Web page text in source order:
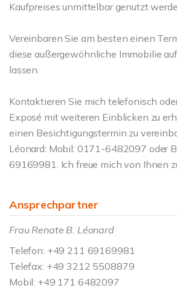
Kaufpreises unmittelbar genutzt
Vereinbaren Sie am besten einen
diese außergewöhnliche Immobilie
lassen.
Kontaktieren Sie mich telefonisch
Exposé mit weiteren Einblicken zu
einen Besichtigungstermin zu
Léonard: Mobil: 0171-6482097 oder
69169981. Ich freue mich von Ihnen
Ansprechpartner
Frau Renate B. Léonard
Telefon: +49 211 69169981
Telefax: +49 3212 5508879
Mobil: +49 171 6482097